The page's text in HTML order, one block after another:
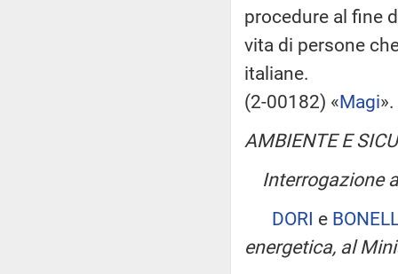
procedure al fine
vita di persone
italiane.
(2-00182) «Magi».
AMBIENTE E
Interrogazione
DORI e
energetica, al